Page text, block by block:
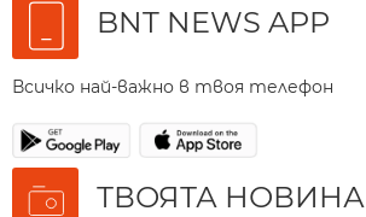
BNT NEWS APP
Всичко най-важно в твоя телефон
ТВОЯТА НОВИНА